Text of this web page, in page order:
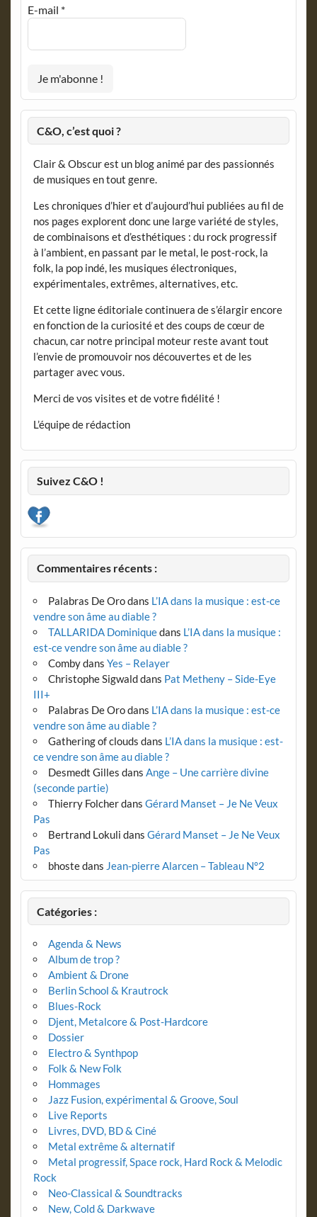
E-mail *
C&O, c’est quoi ?
Clair & Obscur est un blog animé par des passionnés
de musiques en tout genre.
Les chroniques d’hier et d’aujourd’hui publiées au fil de
nos pages explorent donc une large variété de styles,
de combinaisons et d’esthétiques : du rock progressif
à l’ambient, en passant par le metal, le post-rock, la
folk, la pop indé, les musiques électroniques,
expérimentales, extrêmes, alternatives, etc.
Et cette ligne éditoriale continuera de s’élargir encore
en fonction de la curiosité et des coups de cœur de
chacun, car notre principal moteur reste avant tout
l’envie de promouvoir nos découvertes et de les
partager avec vous.
Merci de vos visites et de votre fidélité !
L’équipe de rédaction
Suivez C&O !
Commentaires récents :
Palabras De Orodans L’IA dans la musique : est-ce
vendre son âme au diable ?
TALLARIDA Dominiquedans L’IA dans la musique :
est-ce vendre son âme au diable ?
Combydans Yes – Relayer
Christophe Sigwalddans Pat Metheny – Side-Eye
III+
Palabras De Orodans L’IA dans la musique : est-ce
vendre son âme au diable ?
Gathering of clouds dans L’IA dans la musique : est-
ce vendre son âme au diable ?
Desmedt Gilles dans Ange – Une carrière divine
(seconde partie)
Thierry Folcherdans Gérard Manset – Je Ne Veux
Pas
Bertrand Lokuli dans Gérard Manset – Je Ne Veux
Pas
bhostedans Jean-pierre Alarcen – Tableau N°2
Catégories :
Agenda & News
Album de trop ?
Ambient & Drone
Berlin School & Krautrock
Blues-Rock
Djent, Metalcore & Post-Hardcore
Dossier
Electro & Synthpop
Folk & New Folk
Hommages
Jazz Fusion, expérimental & Groove, Soul
Live Reports
Livres, DVD, BD & Ciné
Metal extrême & alternatif
Metal progressif, Space rock, Hard Rock & Melodic
Rock
Neo-Classical & Soundtracks
New, Cold & Darkwave